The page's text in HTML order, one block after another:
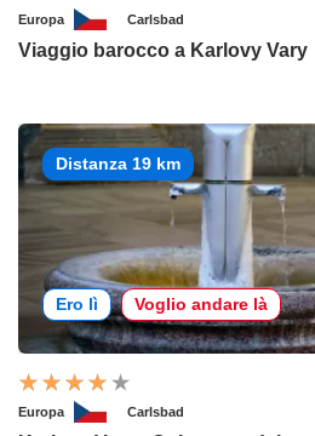
Europa Carlsbad
Viaggio barocco a Karlovy Vary
Distanza 19 km
Ero lì Voglio andare là
Europa Carlsbad